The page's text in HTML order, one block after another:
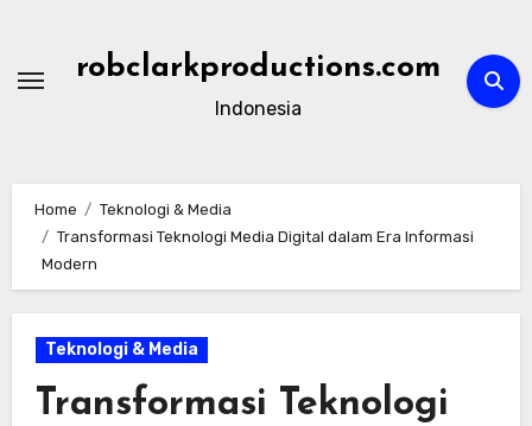
content
robclarkproductions.com
Indonesia
Home
Teknologi & Media
Transformasi Teknologi Media Digital dalam Era Informasi
Modern
Teknologi & Media
Transformasi Teknologi